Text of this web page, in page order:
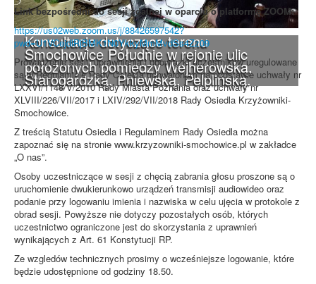
Konsultacje dotyczące terenu
Smochowice Południe w rejonie ulic
położonych pomiędzy Wejherowską,
Starogardzką, Pniewską, Pelplińską.
Link bezpośredni do sesji zdalnej w oparciu o platformę ZOOM:
https://us02web.zoom.us/j/88426597542?
pwd=U1VCejdlRjBMK1N0YkkyMmMvdSs4Zz09
Prowadzenie sesji, uprawnienia i obowiązki uczestników uregulowane
są w Regulaminie Rady Osiedla uchwalonym na podstawie uchwały nr
LXXVI/1148/V/2010 Rady Miasta Poznania oraz uchwały nr
XLVIII/226/VII/2017 i LXIV/292/VII/2018 Rady Osiedla Krzyżowniki-
Smochowice.
Z treścią Statutu Osiedla i Regulaminem Rady Osiedla można
zapoznać się na stronie www.krzyzowniki-smochowice.pl w zakładce
„O nas”.
Osoby uczestniczące w sesji z chęcią zabrania głosu proszone są o
uruchomienie dwukierunkowo urządzeń transmisji audiowideo oraz
podanie przy logowaniu imienia i nazwiska w celu ujęcia w protokole z
obrad sesji. Powyższe nie dotyczy pozostałych osób, których
uczestnictwo ograniczone jest do skorzystania z uprawnień
wynikających z Art. 61 Konstytucji RP.
Ze wzgledów technicznych prosimy o wcześniejsze logowanie, które
będzie udostępnione od godziny 18.50.